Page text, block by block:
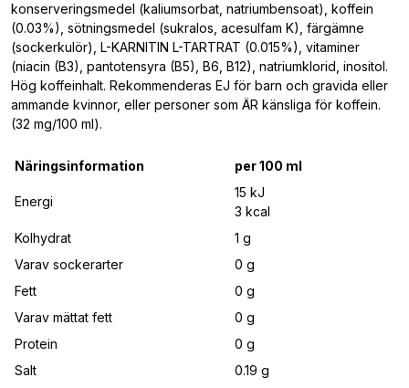
konserveringsmedel (kaliumsorbat, natriumbensoat), koffein
(0.03%), sötningsmedel (sukralos, acesulfam K), färgämne
(sockerkulör), L-KARNITIN L-TARTRAT (0.015%), vitaminer
(niacin (B3), pantotensyra (B5), B6, B12), natriumklorid, inositol.
Hög koffeinhalt. Rekommenderas EJ för barn och gravida eller
ammande kvinnor, eller personer som ÄR känsliga för koffein.
(32 mg/100 ml).
Näringsinformation per 100 ml
Energi
15 kJ
3 kcal
Kolhydrat
1 g
Varav sockerarter
0 g
Fett
0 g
Varav mättat fett
0 g
Protein
0 g
Salt
0.19 g